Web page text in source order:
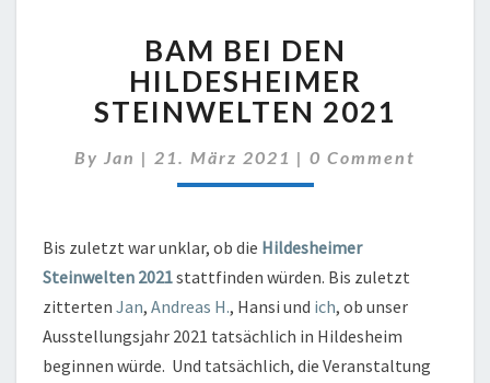
BEI
DEN
HILDESHEIMER
STEINWELTEN
BAM BEI DEN
HILDESHEIMER
STEINWELTEN 2021
By Jan | 21. März 2021 | Comments
0 Comment
Bis zuletzt war unklar, ob die Hildesheimer
Steinwelten 2021stattfinden würden. Bis zuletzt
zitterten Jan, Andreas H., Hansi und ich, ob unser
Ausstellungsjahr 2021 tatsächlich in Hildesheim
beginnen würde. Und tatsächlich, die Veranstaltung